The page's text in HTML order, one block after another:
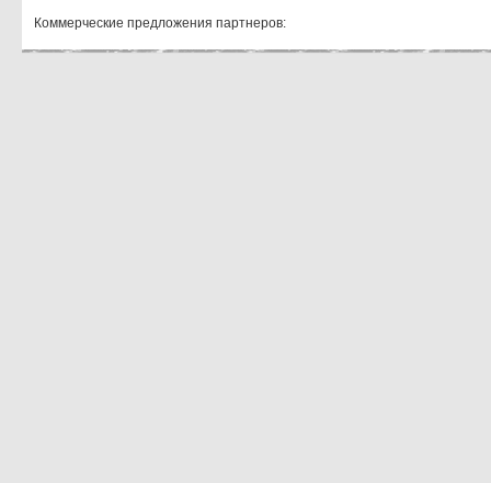
Коммерческие предложения партнеров: